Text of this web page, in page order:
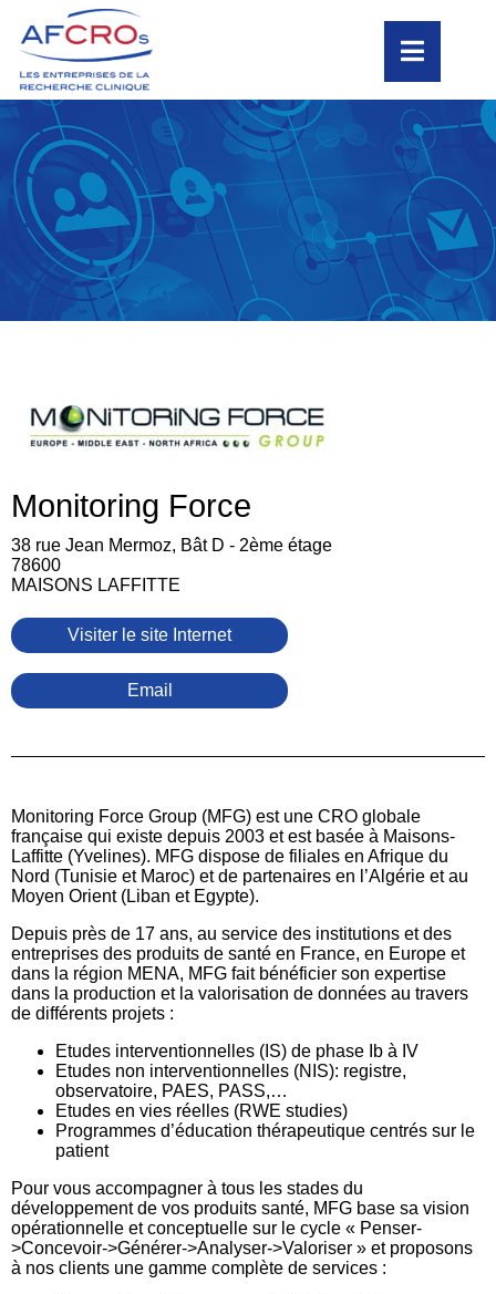
Monitoring Force
38 rue Jean Mermoz, Bât D - 2ème étage
78600
MAISONS LAFFITTE
Visiter le site Internet
Email
Monitoring Force Group (MFG) est une CRO globale
française qui existe depuis 2003 et est basée à Maisons-
Laffitte (Yvelines). MFG dispose de filiales en Afrique du
Nord (Tunisie et Maroc) et de partenaires en l’Algérie et au
Moyen Orient (Liban et Egypte).
Depuis près de 17 ans, au service des institutions et des
entreprises des produits de santé en France, en Europe et
dans la région MENA, MFG fait bénéficier son expertise
dans la production et la valorisation de données au travers
de différents projets :
Etudes interventionnelles (IS) de phase Ib à IV
Etudes non interventionnelles (NIS): registre,
observatoire, PAES, PASS,…
Etudes en vies réelles (RWE studies)
Programmes d’éducation thérapeutique centrés sur le
patient
Pour vous accompagner à tous les stades du
développement de vos produits santé, MFG base sa vision
opérationnelle et conceptuelle sur le cycle « Penser-
>Concevoir->Générer->Analyser->Valoriser » et proposons
à nos clients une gamme complète de services :